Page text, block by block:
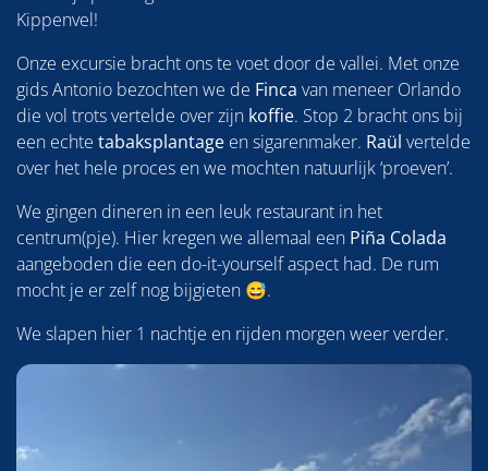
Kippenvel!
Onze excursie bracht ons te voet door de vallei. Met onze
gids Antonio bezochten we de Finca van meneer Orlando
die vol trots vertelde over zijn koffie. Stop 2 bracht ons bij
een echte tabaksplantage en sigarenmaker. Raül vertelde
over het hele proces en we mochten natuurlijk ‘proeven’.
We gingen dineren in een leuk restaurant in het
centrum(pje). Hier kregen we allemaal een Piña Colada
aangeboden die een do-it-yourself aspect had. De rum
mocht je er zelf nog bijgieten 😅.
We slapen hier 1 nachtje en rijden morgen weer verder.